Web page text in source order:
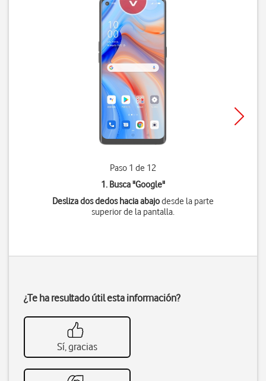
Paso 1 de 12
1. Busca "Google"
Desliza dos dedos hacia abajodesde la parte
superior de la pantalla.
¿Te ha resultado útil esta información?
Sí, gracias